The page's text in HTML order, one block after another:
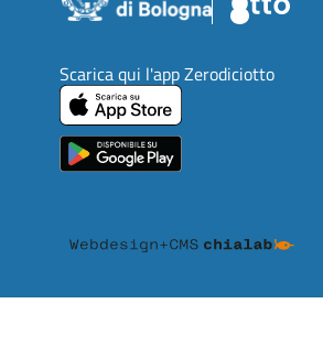
Scarica qui l'app Zerodiciotto